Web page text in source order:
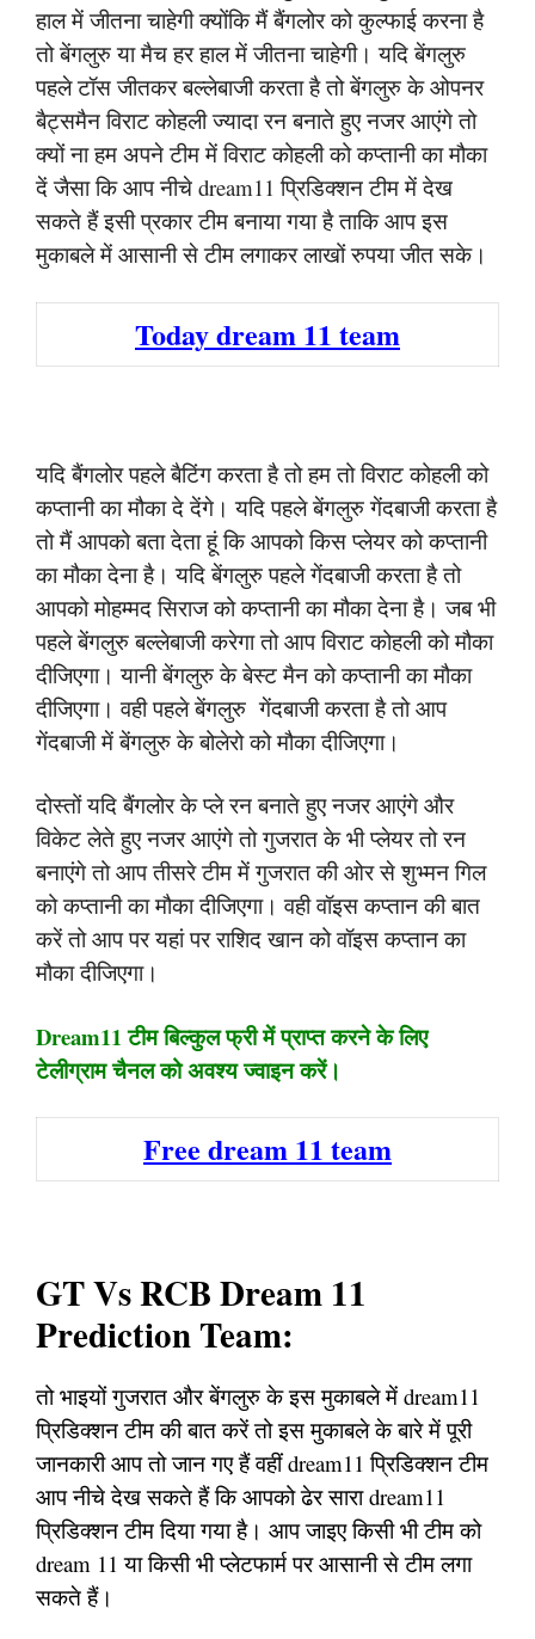
हाल में जीतना चाहेगी क्योंकि मैं बैंगलोर को कुल्फाई करना है
तो बेंगलुरु या मैच हर हाल में जीतना चाहेगी। यदि बेंगलुरु
पहले टॉस जीतकर बल्लेबाजी करता है तो बेंगलुरु के ओपनर
बैट्समैन विराट कोहली ज्यादा रन बनाते हुए नजर आएंगे तो
क्यों ना हम अपने टीम में विराट कोहली को कप्तानी का मौका
दें जैसा कि आप नीचे dream11 प्रिडिक्शन टीम में देख
सकते हैं इसी प्रकार टीम बनाया गया है ताकि आप इस
मुकाबले में आसानी से टीम लगाकर लाखों रुपया जीत सके।
Today dream 11 team
यदि बैंगलोर पहले बैटिंग करता है तो हम तो विराट कोहली को
कप्तानी का मौका दे देंगे। यदि पहले बेंगलुरु गेंदबाजी करता है
तो मैं आपको बता देता हूं कि आपको किस प्लेयर को कप्तानी
का मौका देना है। यदि बेंगलुरु पहले गेंदबाजी करता है तो
आपको मोहम्मद सिराज को कप्तानी का मौका देना है। जब भी
पहले बेंगलुरु बल्लेबाजी करेगा तो आप विराट कोहली को मौका
दीजिएगा। यानी बेंगलुरु के बेस्ट मैन को कप्तानी का मौका
दीजिएगा। वही पहले बेंगलुरु गेंदबाजी करता है तो आप
गेंदबाजी में बेंगलुरु के बोलेरो को मौका दीजिएगा।
दोस्तों यदि बैंगलोर के प्ले रन बनाते हुए नजर आएंगे और
विकेट लेते हुए नजर आएंगे तो गुजरात के भी प्लेयर तो रन
बनाएंगे तो आप तीसरे टीम में गुजरात की ओर से शुभ्मन गिल
को कप्तानी का मौका दीजिएगा। वही वॉइस कप्तान की बात
करें तो आप पर यहां पर राशिद खान को वॉइस कप्तान का
मौका दीजिएगा।
Dream11 टीम बिल्कुल फ्री में प्राप्त करने के लिए
टेलीग्राम चैनल को अवश्य ज्वाइन करें।
Free dream 11 team
GT Vs RCB Dream 11
Prediction Team:
तो भाइयों गुजरात और बेंगलुरु के इस मुकाबले में dream11
प्रिडिक्शन टीम की बात करें तो इस मुकाबले के बारे में पूरी
जानकारी आप तो जान गए हैं वहीं dream11 प्रिडिक्शन टीम
आप नीचे देख सकते हैं कि आपको ढेर सारा dream11
प्रिडिक्शन टीम दिया गया है। आप जाइए किसी भी टीम को
dream 11 या किसी भी प्लेटफार्म पर आसानी से टीम लगा
सकते हैं।